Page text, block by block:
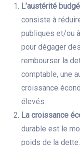
L’austérité
consiste à
publiques et/ou
pour dégager
rembourser la
comptable, une
croissance
élevés.
La croissance
durable est le
poids de la